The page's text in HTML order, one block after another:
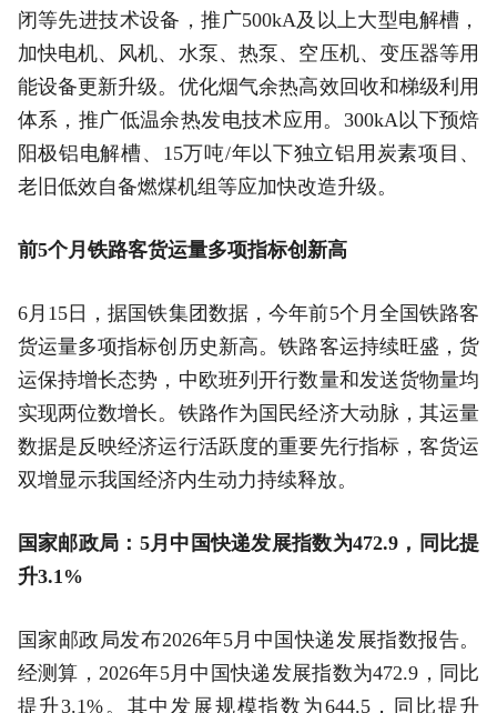
闭等先进技术设备，推广500kA及以上大型电解槽，
加快电机、风机、水泵、热泵、空压机、变压器等用
能设备更新升级。优化烟气余热高效回收和梯级利用
体系，推广低温余热发电技术应用。300kA以下预焙
阳极铝电解槽、15万吨/年以下独立铝用炭素项目、
老旧低效自备燃煤机组等应加快改造升级。
前5个月铁路客货运量多项指标创新高
6月15日，据国铁集团数据，今年前5个月全国铁路客
货运量多项指标创历史新高。铁路客运持续旺盛，货
运保持增长态势，中欧班列开行数量和发送货物量均
实现两位数增长。铁路作为国民经济大动脉，其运量
数据是反映经济运行活跃度的重要先行指标，客货运
双增显示我国经济内生动力持续释放。
国家邮政局：5月中国快递发展指数为472.9，同比提
升3.1%
国家邮政局发布2026年5月中国快递发展指数报告。
经测算，2026年5月中国快递发展指数为472.9，同比
提升3.1%。其中发展规模指数为644.5，同比提升